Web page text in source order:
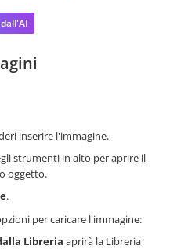
inserire l'immagine.
strumenti in alto per aprire il
oggetto.
.
per caricare l'immagine:
Libreria aprirà la Libreria